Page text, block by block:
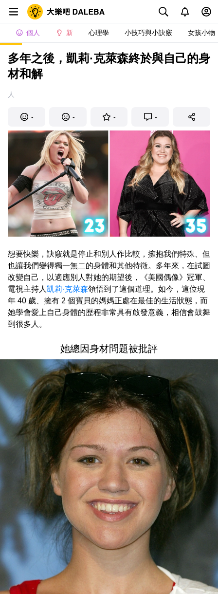
個人 新 心理學 小技巧與小訣竅 女孩小物
多年之後，凱莉·克萊森終於與自己的身
材和解
人
- - - -
想要快樂，訣竅就是停止和別人作比較，擁抱我們特殊、但
也讓我們變得獨一無二的身體和其他特徵。多年來，在試圖
改變自己，以適應別人對她的期望後，《美國偶像》冠軍、
電視主持人 凱莉·克萊森領悟到了這個道理。如今，這位現
年 40 歲、擁有 2 個寶貝的媽媽正處在最佳的生活狀態，而
她學會愛上自己身體的歷程非常具有啟發意義，相信會鼓舞
到很多人。
她總因身材問題被批評